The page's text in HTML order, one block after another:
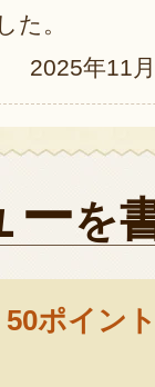
た。
2025年11
ーを
50ポイン